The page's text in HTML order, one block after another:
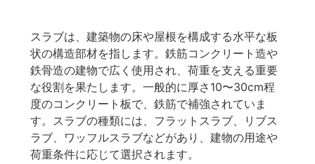
スラブは、建築物の床や屋根を構成する水平な板
状の構造部材を指します。鉄筋コンクリート造や
鉄骨造の建物で広く使用され、荷重を支える重要
な役割を果たします。一般的に厚さ10〜30cm程
度のコンクリート板で、鉄筋で補強されていま
す。スラブの種類には、フラットスラブ、リブス
ラブ、ワッフルスラブなどがあり、建物の用途や
荷重条件に応じて選択されます。